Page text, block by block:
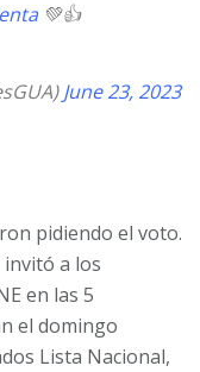
💚👍
June 23, 2023
pidiendo el voto.
a los
en las 5
el domingo
Lista Nacional,